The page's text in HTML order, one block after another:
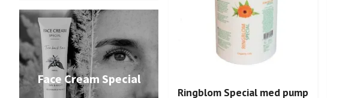
Face Cream Special
Ringblom Special med pump